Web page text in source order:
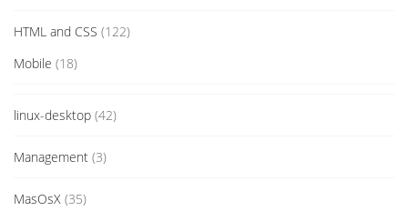
HTML and CSS (122)
Mobile (18)
linux-desktop (42)
Management (3)
MasOsX (35)